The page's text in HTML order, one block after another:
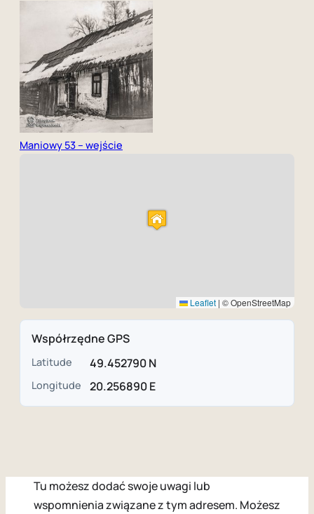
Maniowy 53 – wejście
Leaflet | © OpenStreetMap
Współrzędne GPS
Latitude 49.452790 N
Longitude 20.256890 E
Tu możesz dodać swoje uwagi lub
wspomnienia związane z tym adresem. Możesz